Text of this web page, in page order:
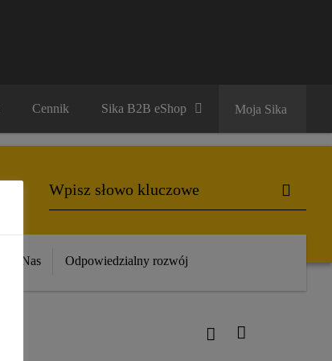
Cennik Sika B2B eShop Moja Sika
O Nas Odpowiedzialny rozwój